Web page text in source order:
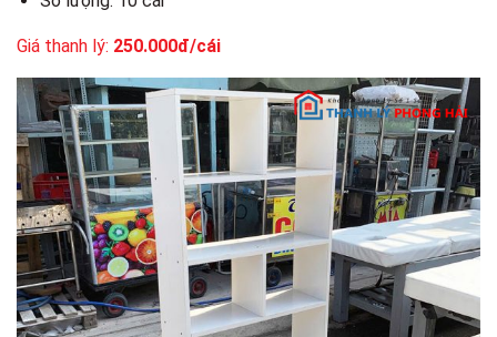
Giá thanh lý: 250.000đ/cái